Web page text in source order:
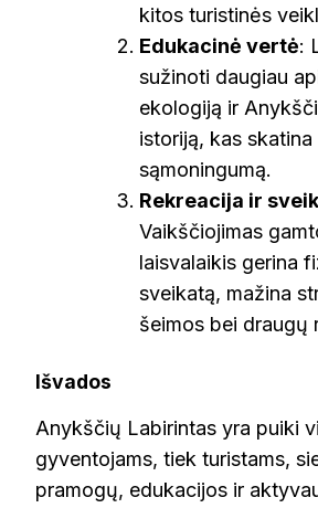
kitos turistinės
Edukacinė vertė:
sužinoti daugiau
ekologiją ir
istoriją, kas
sąmoningumą.
Rekreacija ir
Vaikščiojimas
laisvalaikis gerina
sveikatą, mažina
šeimos bei draugų
Išvados
Anykščių Labirintas yra puiki
gyventojams, tiek turistams,
pramogų, edukacijos ir